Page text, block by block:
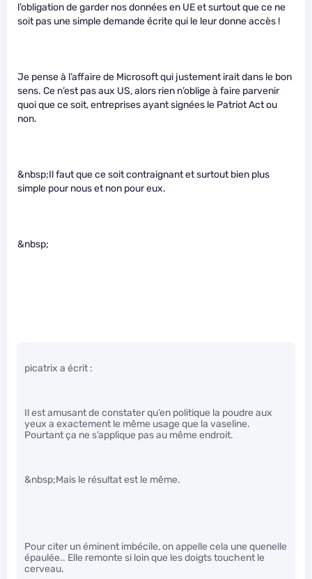
l’obligation de garder nos données en UE et surtout que ce ne
soit pas une simple demande écrite qui le leur donne accès !
Je pense à l’affaire de Microsoft qui justement irait dans le bon
sens. Ce n’est pas aux US, alors rien n’oblige à faire parvenir
quoi que ce soit, entreprises ayant signées le Patriot Act ou
non.
&nbsp;Il faut que ce soit contraignant et surtout bien plus
simple pour nous et non pour eux.
&nbsp;
picatrix a écrit :
Il est amusant de constater qu’en politique la poudre aux
yeux a exactement le même usage que la vaseline.
Pourtant ça ne s’applique pas au même endroit.
&nbsp;Mais le résultat est le même.
Pour citer un éminent imbécile, on appelle cela une quenelle
épaulée.. Elle remonte si loin que les doigts touchent le
cerveau.